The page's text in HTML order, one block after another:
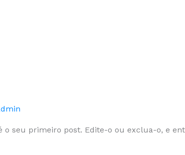
o seu primeiro post. Edite-o ou exclua-o, e